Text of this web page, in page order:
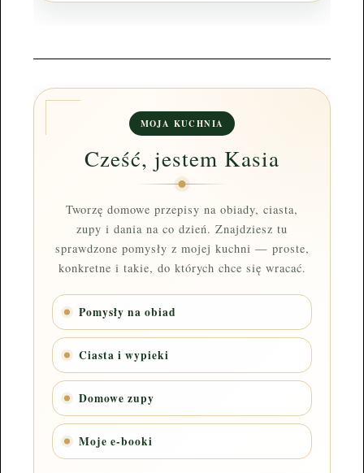
MOJA KUCHNIA
Cześć, jestem Kasia
Tworzę domowe przepisy na obiady, ciasta,
zupy i dania na co dzień. Znajdziesz tu
sprawdzone pomysły z mojej kuchni — proste,
konkretne i takie, do których chce się wracać.
Pomysły na obiad
Ciasta i wypieki
Domowe zupy
Moje e-booki